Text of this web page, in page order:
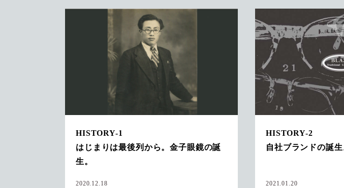
HISTORY-1
はじまりは最後列から。金子眼鏡の誕
生。
2020.12.18
HISTORY-2
自社ブランドの誕生
2021.01.20